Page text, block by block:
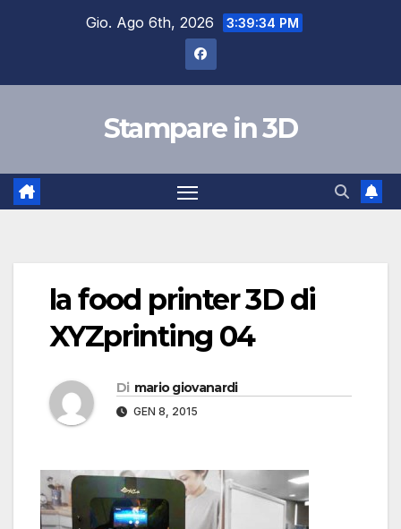
Gio. Ago 6th, 2026 3:39:34 PM
Stampare in 3D
la food printer 3D di
XYZprinting 04
Di mario giovanardi
GEN 8, 2015